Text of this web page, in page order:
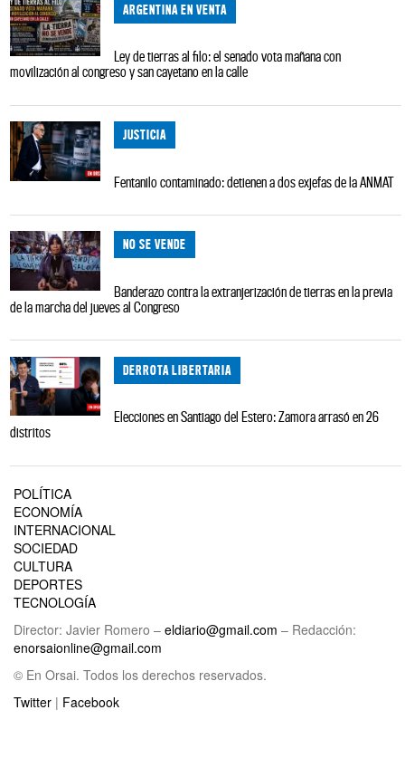
ARGENTINA EN VENTA
Ley de tierras al filo: el senado vota mañana con
movilización al congreso y san cayetano en la calle
JUSTICIA
Fentanilo contaminado: detienen a dos exjefas de la ANMAT
NO SE VENDE
Banderazo contra la extranjerización de tierras en la previa
de la marcha del jueves al Congreso
DERROTA LIBERTARIA
Elecciones en Santiago del Estero: Zamora arrasó en 26
distritos
POLÍTICA
ECONOMÍA
INTERNACIONAL
SOCIEDAD
CULTURA
DEPORTES
TECNOLOGÍA
Director: Javier Romero – eldiario@gmail.com – Redacción:
enorsaionline@gmail.com
© En Orsai. Todos los derechos reservados.
Twitter | Facebook